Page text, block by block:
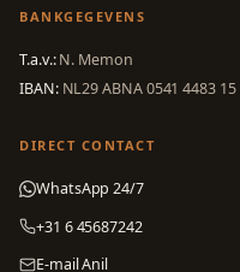
BANKGEGEVENS
T.a.v.:N. Memon
IBAN:NL29 ABNA 0541 4483 15
DIRECT CONTACT
WhatsApp 24/7
+31 6 45687242
E-mail Anil